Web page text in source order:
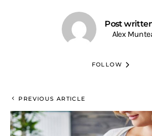
Post
Alex
FOLLOW
PREVIOUS ARTICLE